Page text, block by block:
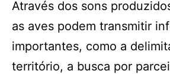
Através dos sons
as aves podem transmitir
importantes, como a
território, a busca por